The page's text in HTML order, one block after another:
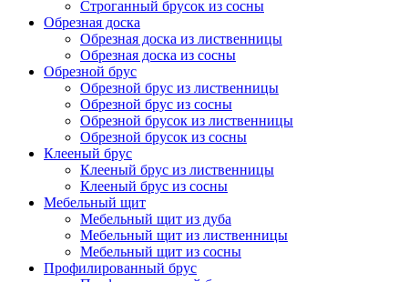
Строганный брусок из сосны
Обрезная доска
Обрезная доска из лиственницы
Обрезная доска из сосны
Обрезной брус
Обрезной брус из лиственницы
Обрезной брус из сосны
Обрезной брусок из лиственницы
Обрезной брусок из сосны
Клееный брус
Клееный брус из лиственницы
Клееный брус из сосны
Мебельный щит
Мебельный щит из дуба
Мебельный щит из лиственницы
Мебельный щит из сосны
Профилированный брус